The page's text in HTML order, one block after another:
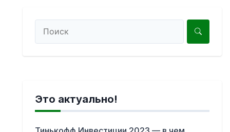
Это актуально!